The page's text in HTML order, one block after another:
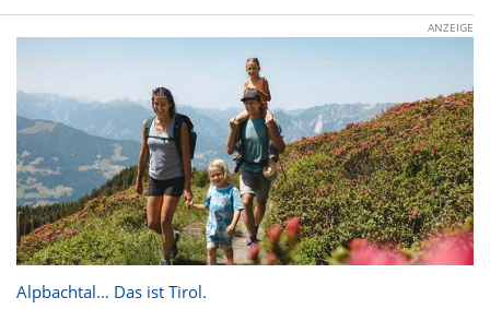
ANZEIGE
Alpbachtal… Das ist Tirol.